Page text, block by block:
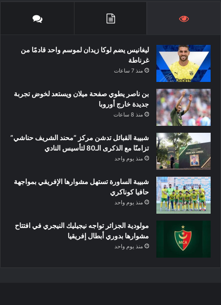
ليغانيس يضم لوكا زيدان لموسم واحد قادمًا من
غرناطة
منذ 7 ساعات
بن ناصر يطوي صفحة ميلان ويستعد لخوض تجربة
جديدة خارج أوروبا
منذ 8 ساعات
شبيبة القبائل تدشن مركز “محند الشريف حناشي”
تزامنًا مع الذكرى الـ80 لتأسيس النادي
منذ يوم واحد
شبيبة الساورة تستهل مشوارها الإفريقي بمواجهة
حافيا كوناكري
منذ يوم واحد
مولودية الجزائر تواجه نيجيليك النيجري في افتتاح
مشوارها بدوري أبطال إفريقيا
منذ يوم واحد